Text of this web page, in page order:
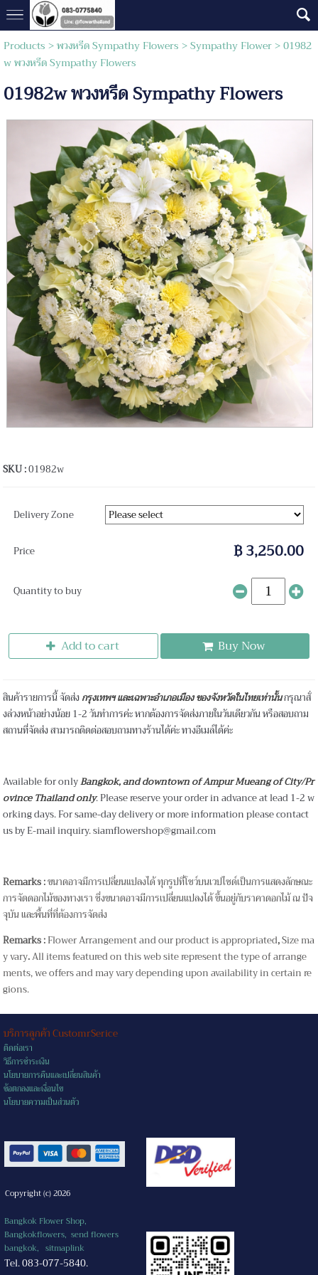
Products >พวงหรีด Sympathy Flowers >Sympathy Flower> 01982
w พวงหรีด​ Sympathy​ Flowers
01982w พวงหรีด​ Sympathy​ Flowers
SKU :01982w
Delivery Zone
Price ฿ 3,250.00
Quantity to buy
Add to cart Buy Now
สินค้ารายการนี้ จัดส่งกรุงเทพฯ และเฉพาะอำเภอเมือง ของจังหวัดในไทยเท่านั้นกรุณาสั่
งล่วงหน้าอย่างน้อย 1-2 วันทำการค่ะ หากต้องการจัดส่งภายในวันเดียวกัน หรือสอบถาม
สถานที่จัดส่ง สามารถติดต่อสอบถามทางร้านได้ค่ะ ทางอีเมล์ได้ค่ะ
Available for onlyBangkok, and downtown of Ampur Mueang of City/Pr
ovince Thailand only. Please reserve your order in advance at lead 1-2 w
orking days. For same-day delivery or more information please contact
us by E-mail inquiry. siamflowershop@gmail.com
Remarks :ขนาดอาจมีการเปลี่ยนแปลงได้ ทุกรูปที่โชว์บนเวปไซด์เป็นการแสดงลักษณะ
การจัดดอกไม้ของทางเรา ซึ่งขนาดอาจมีการเปลี่ยนแปลงได้ ขึ้นอยู่กับราคาดอกไม้ ณ ปัจ
จุบัน และพื้นที่ที่ต้องการจัดส่ง
Remarks :Flower Arrangement and our product is appropriated,Size ma
y vary.All items featured on this web site represent the type of arrange
ments, we offers and may vary depending upon availability in certain re
gions.
บริการลูกค้า CustomrSerice
ติดต่อเรา
วิธีการชำระเงิน
นโยบายการคืนและเปลี่ยนสินค้า
ข้อตกลงและเงื่อนไข
นโยบายความเป็นส่วนตัว
Copyright (c) 2026
Bangkok Flower Shop,
Bangkokflowers, send flowers
bangkok, sitmaplink
Tel. 083-077-5840.